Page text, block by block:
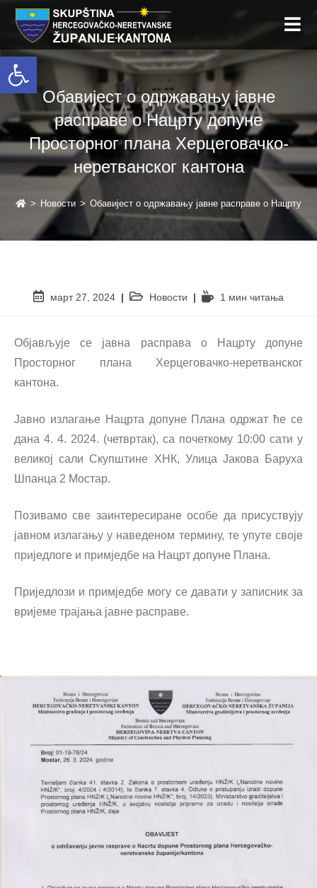
Open toolbar
Обавијест о одржавању јавне
расправе о Нацрту допуне
Просторног плана Херцеговачко-
неретванског кантона
> Новости > Обавијест о одржавању јавне расправе о Нацрту
март 27, 2024 Новости 1 мин читањa
Објављује се јавна расправа о Нацрту допуне
Просторног плана Херцеговачко-неретванског
кантона.
Јавно излагање Нацрта допуне Плана одржат ће се
дана 4. 4. 2024. (четвртак), са почеткому 10:00 сати у
великој сали Скупштине ХНК, Улица Јакова Баруха
Шпанца 2 Мостар.
Позивамо све заинтересиране особе да присуствују
јавном излагању у наведеном термину, те упуте своје
приједлоге и примједбе на Нацрт допуне Плана.
Приједлози и примједбе могу се давати у записник за
вријеме трајања јавне расправе.